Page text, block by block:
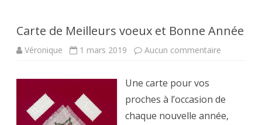
Carte de Meilleurs voeux et Bonne Année
Véronique 1 mars 2019 Aucun commentaire
Bonne
Une carte pour vos
proches à l’occasion de
chaque nouvelle année,